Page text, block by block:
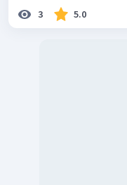
3 5.0